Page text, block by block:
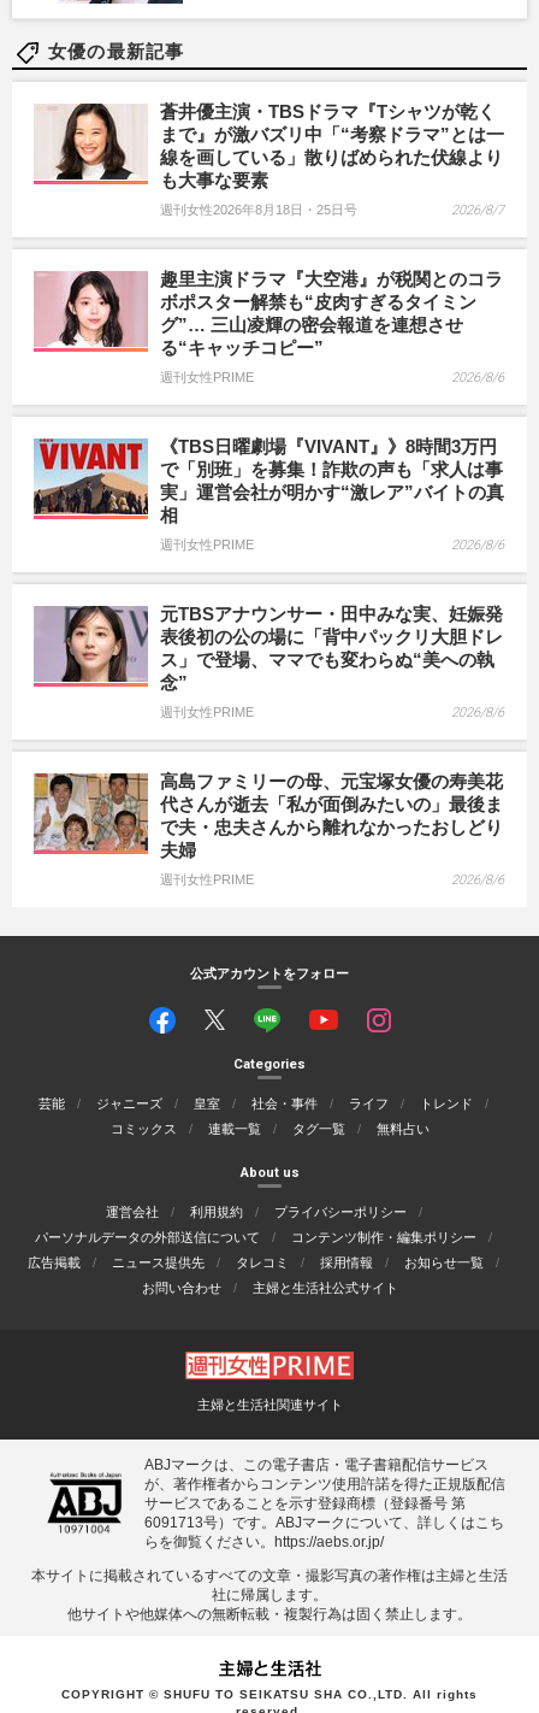
女優の最新記事
蒼井優主演・TBSドラマ『Tシャツが乾く
まで』が激バズリ中「“考察ドラマ”とは一
線を画している」散りばめられた伏線より
も大事な要素
週刊女性2026年8月18日・25日号 2026/8/7
趣里主演ドラマ『大空港』が税関とのコラ
ボポスター解禁も“皮肉すぎるタイミン
グ”… 三山凌輝の密会報道を連想させ
る“キャッチコピー”
週刊女性PRIME 2026/8/6
《TBS日曜劇場『VIVANT』》8時間3万円
で「別班」を募集！詐欺の声も「求人は事
実」運営会社が明かす“激レア”バイトの真
相
週刊女性PRIME 2026/8/6
元TBSアナウンサー・田中みな実、妊娠発
表後初の公の場に「背中パックリ大胆ドレ
ス」で登場、ママでも変わらぬ“美への執
念”
週刊女性PRIME 2026/8/6
高島ファミリーの母、元宝塚女優の寿美花
代さんが逝去「私が面倒みたいの」最後ま
で夫・忠夫さんから離れなかったおしどり
夫婦
週刊女性PRIME 2026/8/6
公式アカウントをフォロー
Categories
芸能 ジャニーズ 皇室 社会・事件 ライフ
トレンド
コミックス
連載一覧 タグ一覧 無料占い
About us
運営会社 利用規約
プライバシーポリシー
パーソナルデータの外部送信について
コンテンツ制作・編集ポリシー
広告掲載
ニュース提供先 タレコミ 採用情報
お知らせ一覧
お問い合わせ
主婦と生活社公式サイト
主婦と生活社関連サイト
ABJマークは、この電子書店・電子書籍配信サービス
が、著作権者からコンテンツ使用許諾を得た正規版配信
サービスであることを示す登録商標（登録番号 第
6091713号）です。ABJマークについて、詳しくはこち
らを御覧ください。 https://aebs.or.jp/
本サイトに掲載されているすべての⽂章・撮影写真の著作権は主婦と⽣活
社に帰属します。
他サイトや他媒体への無断転載・複製⾏為は固く禁⽌します。
COPYRIGHT © SHUFU TO SEIKATSU SHA CO.,LTD. All rights